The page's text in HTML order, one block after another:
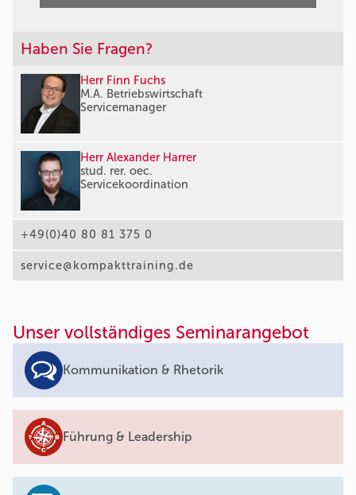
Haben Sie Fragen?
Herr Finn Fuchs
M.A. Betriebswirtschaft
Servicemanager
Herr Alexander Harrer
stud. rer. oec.
Servicekoordination
+49(0)40 80 81 375 0
service@kompakttraining.de
Unser vollständiges Seminarangebot
Kommunikation & Rhetorik
Führung & Leadership